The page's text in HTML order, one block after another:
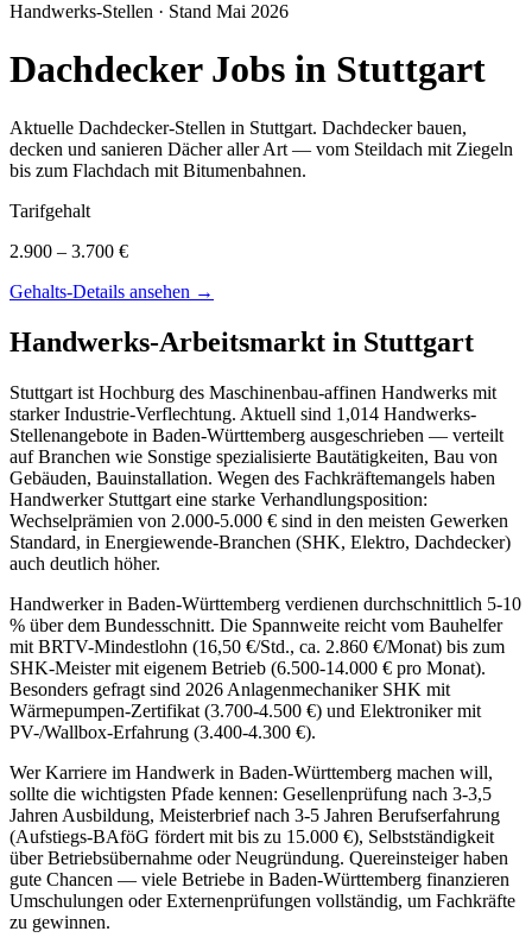
Handwerks-Stellen · Stand Mai 2026
DachdeckerJobs in Stuttgart
Aktuelle Dachdecker-Stellen in Stuttgart. Dachdecker bauen,
decken und sanieren Dächer aller Art — vom Steildach mit Ziegeln
bis zum Flachdach mit Bitumenbahnen.
Tarifgehalt
2.900 – 3.700 €
Gehalts-Details ansehen →
Handwerks-Arbeitsmarkt in Stuttgart
Stuttgart ist Hochburg des Maschinenbau-affinen Handwerks mit
starker Industrie-Verflechtung. Aktuell sind 1,014 Handwerks-
Stellenangebote in Baden-Württemberg ausgeschrieben — verteilt
auf Branchen wie Sonstige spezialisierte Bautätigkeiten, Bau von
Gebäuden, Bauinstallation. Wegen des Fachkräftemangels haben
Handwerker Stuttgart eine starke Verhandlungsposition:
Wechselprämien von 2.000-5.000 € sind in den meisten Gewerken
Standard, in Energiewende-Branchen (SHK, Elektro, Dachdecker)
auch deutlich höher.
Handwerker in Baden-Württemberg verdienen durchschnittlich 5-10
% über dem Bundesschnitt. Die Spannweite reicht vom Bauhelfer
mit BRTV-Mindestlohn (16,50 €/Std., ca. 2.860 €/Monat) bis zum
SHK-Meister mit eigenem Betrieb (6.500-14.000 € pro Monat).
Besonders gefragt sind 2026 Anlagenmechaniker SHK mit
Wärmepumpen-Zertifikat (3.700-4.500 €) und Elektroniker mit
PV-/Wallbox-Erfahrung (3.400-4.300 €).
Wer Karriere im Handwerk in Baden-Württemberg machen will,
sollte die wichtigsten Pfade kennen: Gesellenprüfung nach 3-3,5
Jahren Ausbildung, Meisterbrief nach 3-5 Jahren Berufserfahrung
(Aufstiegs-BAföG fördert mit bis zu 15.000 €), Selbstständigkeit
über Betriebsübernahme oder Neugründung. Quereinsteiger haben
gute Chancen — viele Betriebe in Baden-Württemberg finanzieren
Umschulungen oder Externenprüfungen vollständig, um Fachkräfte
zu gewinnen.